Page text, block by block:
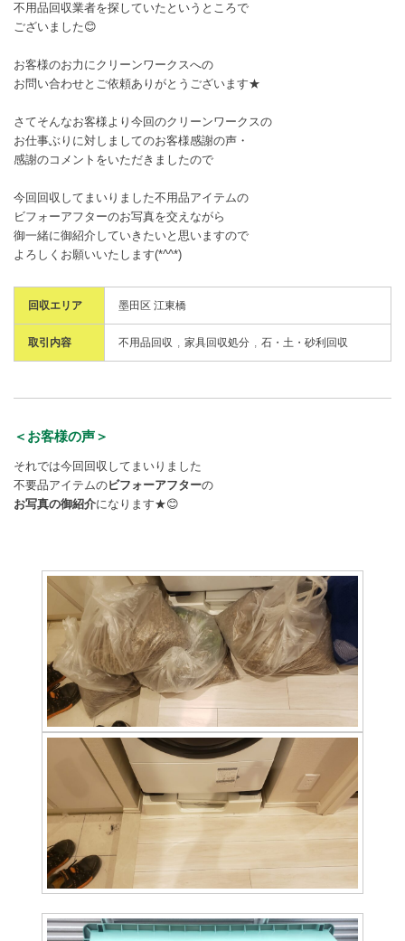
不用品回収業者を探していたというところで
ございました😊
お客様のお力にクリーンワークスへの
お問い合わせとご依頼ありがとうございます★
さてそんなお客様より今回のクリーンワークスの
お仕事ぶりに対しましてのお客様感謝の声・
感謝のコメントをいただきましたので
今回回収してまいりました不用品アイテムの
ビフォーアフターのお写真を交えながら
御一緒に御紹介していきたいと思いますので
よろしくお願いいたします(*^^*)
回収エリア 墨田区 江東橋
取引内容 不用品回収 家具回収処分 石・土・砂利回収
＜お客様の声＞
それでは今回回収してまいりました
不要品アイテムのビフォーアフターの
お写真の御紹介になります★😊